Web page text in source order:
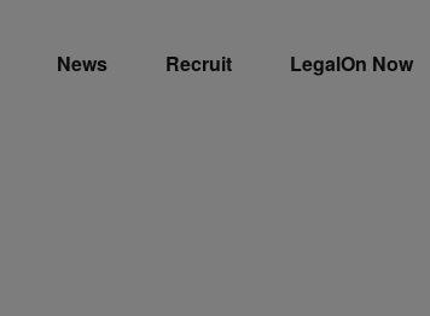
News Recruit LegalOn Now